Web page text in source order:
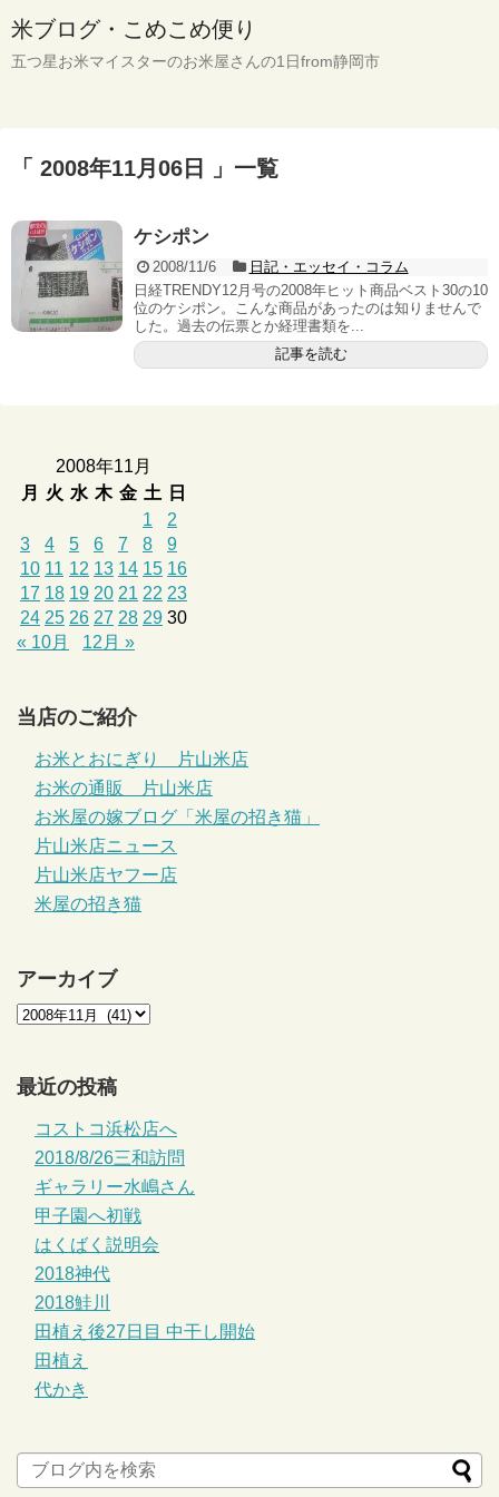
米ブログ・こめこめ便り
五つ星お米マイスターのお米屋さんの1日from静岡市
「 2008年11月06日 」一覧
ケシポン
2008/11/6
日記・エッセイ・コラム
日経TRENDY12月号の2008年ヒット商品ベスト30の10
位のケシポン。こんな商品があったのは知りませんで
した。過去の伝票とか経理書類を...
記事を読む
2008年11月
月
火 水 木 金 土
日
1
2
3
4 5 6 7 8
9
10 11 12 13 14 15 16
17 18 19 20 21 22 23
24 25 26 27 28 29 30
« 10月
12月 »
当店のご紹介
お米とおにぎり 片山米店
お米の通販 片山米店
お米屋の嫁ブログ「米屋の招き猫」
片山米店ニュース
片山米店ヤフー店
米屋の招き猫
アーカイブ
最近の投稿
コストコ浜松店へ
2018/8/26三和訪問
ギャラリー水嶋さん
甲子園へ初戦
はくばく説明会
2018神代
2018鮭川
田植え後27日目 中干し開始
田植え
代かき